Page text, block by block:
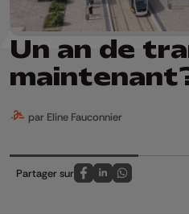
Un an de
par Eline Fauconnier
Partager sur
Partagez sur FaceBook
Partagez sur
Partagez sur